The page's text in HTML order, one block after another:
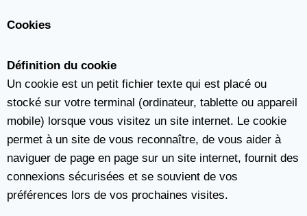
Cookies
Définition du cookie
Un cookie est un petit fichier texte qui est placé ou
stocké sur votre terminal (ordinateur, tablette ou appareil
mobile) lorsque vous visitez un site internet. Le cookie
permet à un site de vous reconnaître, de vous aider à
naviguer de page en page sur un site internet, fournit des
connexions sécurisées et se souvient de vos
préférences lors de vos prochaines visites.